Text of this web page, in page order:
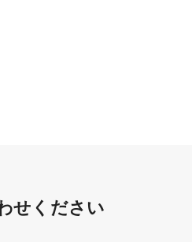
せください